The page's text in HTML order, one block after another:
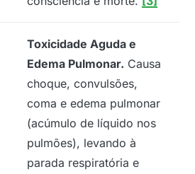
Toxicidade Aguda e
Edema Pulmonar. Causa
choque, convulsões,
coma e edema pulmonar
(acúmulo de líquido nos
pulmões), levando à
parada respiratória e